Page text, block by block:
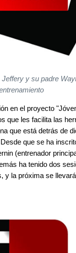
y su padre
en el proyecto
que les facilita las
que está detrás de
que se ha
(entrenador
ha tenido dos
y la próxima se